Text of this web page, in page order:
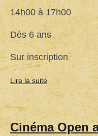
14h00 à 17h00
Dès 6 ans
Sur inscription
Lire la suitede
Atelier
Pâtisserie
(COMPLET)
Cinéma Open